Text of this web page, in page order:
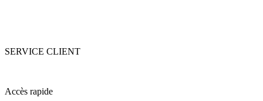
SERVICE CLIENT
Accès rapide